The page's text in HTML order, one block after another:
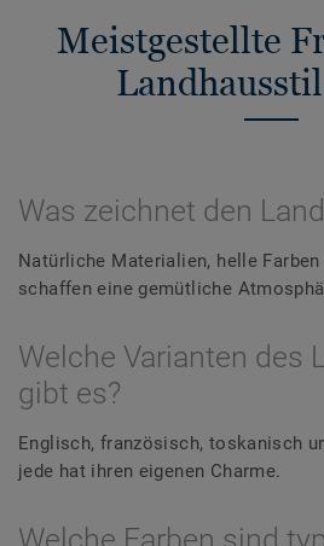
Meistgestellte
Was zeichnet den
Natürliche Materialien, helle
schaffen eine gemütliche
Welche Varianten des
gibt es?
Englisch, französisch, toskanisch
jede hat ihren eigenen Charme.
Welche Farben sind